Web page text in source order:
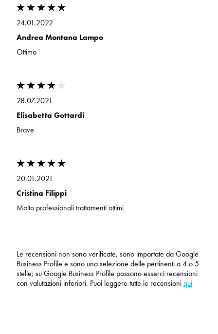
24.01.2022
Andrea Montana Lampo
Ottimo
28.07.2021
Elisabetta Gottardi
Brave
20.01.2021
Cristina Filippi
Molto professionali trattamenti ottimi
Le recensioni non sono verificate, sono importate da Google
Business Profile e sono una selezione delle pertinenti a 4 o 5
stelle; su Google Business Profile possono esserci recensioni
con valutazioni inferiori. Puoi leggere tutte le recensioni qui